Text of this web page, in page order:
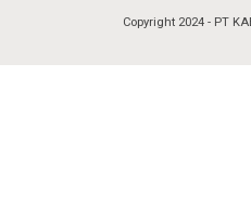
Copyright 2024 - PT